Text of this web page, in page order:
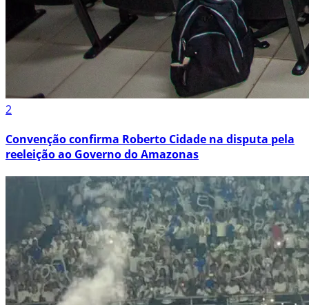
2
Convenção confirma Roberto Cidade na disputa pela
reeleição ao Governo do Amazonas